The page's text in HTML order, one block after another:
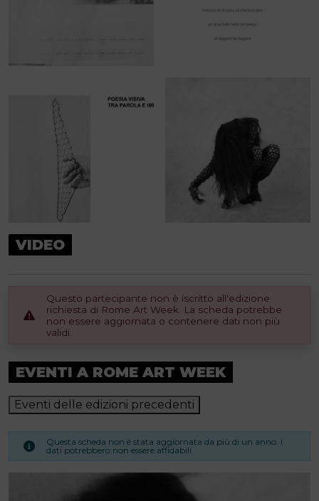
VIDEO
Questo partecipante non è iscritto all'edizione
richiesta di Rome Art Week. La scheda potrebbe
non essere aggiornata o contenere dati non più
validi.
EVENTI A ROME ART WEEK
Eventi delle edizioni precedenti
Questa scheda non è stata aggiornata da più di un anno. i
dati potrebbero non essere affidabili